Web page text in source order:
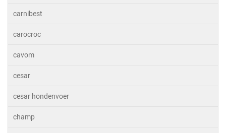
carnibest
carocroc
cavom
cesar
cesar hondenvoer
champ